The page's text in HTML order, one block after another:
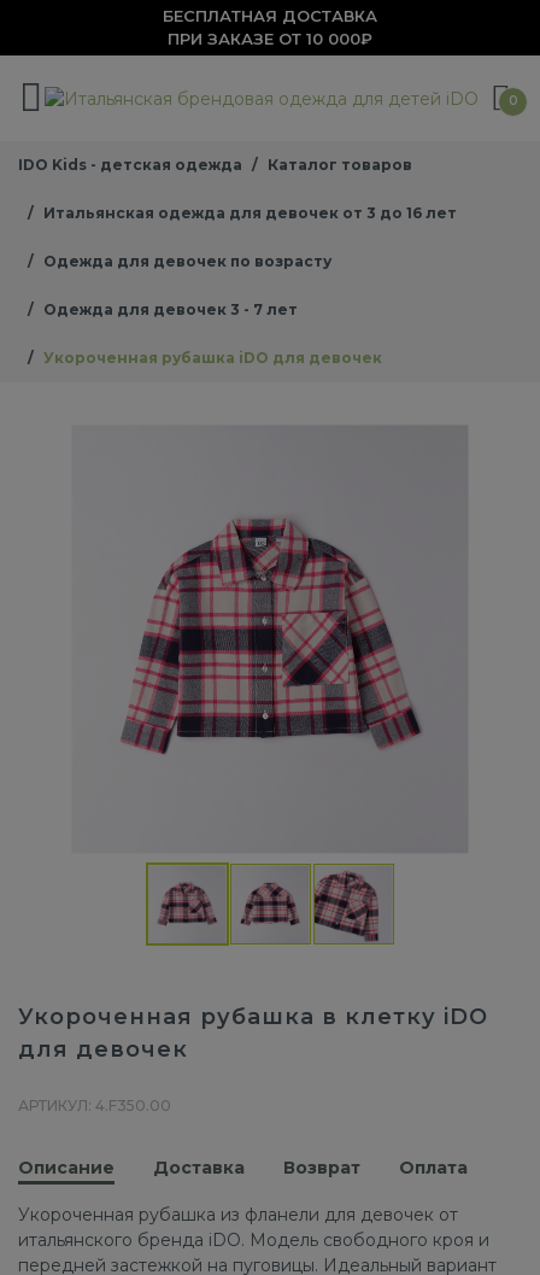
БЕСПЛАТНАЯ ДОСТАВКА
ПРИ ЗАКАЗЕ ОТ 10 000₽
0
IDO Kids - детская одежда Каталог товаров
Итальянская одежда для девочек от 3 до 16 лет
Одежда для девочек по возрасту
Одежда для девочек 3 - 7 лет
Укороченная рубашка iDO для девочек
Укороченная рубашка в клетку iDO
для девочек
АРТИКУЛ: 4.F350.00
Описание Доставка Возврат Оплата
Укороченная рубашка из фланели для девочек от
итальянского бренда iDO. Модель свободного кроя и
передней застежкой на пуговицы. Идеальный вариант